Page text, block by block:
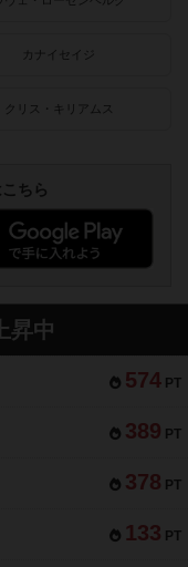
カナイセイジ
クリス・キリアムス
ちら
昇中
574 PT
389 PT
378 PT
133 PT